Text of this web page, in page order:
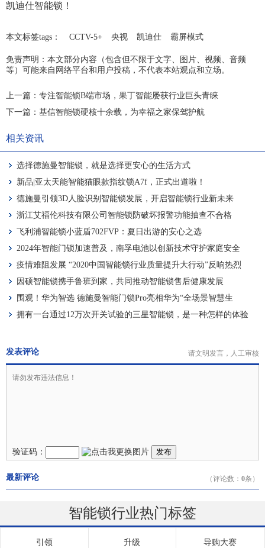
凯迪仕智能锁！
本文标签tags： CCTV-5+ 央视 凯迪仕 霸屏模式
免责声明：本文部分内容（包含但不限于文字、图片、视频、音频
等）可能来自网络平台和用户投稿，不代表本站观点和立场。
上一篇： 专注智能锁B端市场，果丁智能屡获行业巨头青睐
下一篇： 基信智能锁硬核十余载，为幸福之家保驾护航
相关资讯
选择德施曼智能锁，就是选择更安心的生活方式
新品|亚太天能智能猫眼款指纹锁A7f，正式出道啦！
德施曼引领3D人脸识别智能锁发展，开启智能锁行业新未来
浙江艾福伦科技有限公司智能锁防破坏报警功能抽查不合格
飞利浦智能锁小蓝盾702FVP：夏日出游的安心之选
2024年智能门锁加速普及，南孚电池以创新技术守护家庭安全
疫情难阻发展 “2020中国智能锁行业质量提升大行动”反响热烈
因硕智能锁携手鲁班到家，共同推动智能锁售后健康发展
围观！华为智选 德施曼智能门锁Pro亮相华为“全场景智慧生
活”新品发布会
拥有一台通过12万次开关试验的三星智能锁，是一种怎样的体验
发表评论 请文明发言，人工审核
验证码： 发布
最新评论 （评论数： 0条）
智能锁行业热门标签
引领 升级 导购大赛